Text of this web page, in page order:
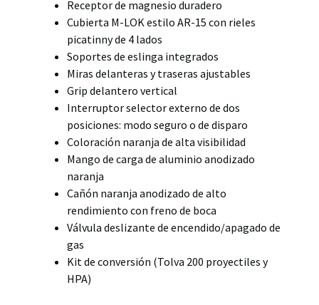
Receptor de magnesio duradero
Cubierta M-LOK estilo AR-15 con rieles
picatinny de 4 lados
Soportes de eslinga integrados
Miras delanteras y traseras ajustables
Grip delantero vertical
Interruptor selector externo de dos
posiciones: modo seguro o de disparo
Coloración naranja de alta visibilidad
Mango de carga de aluminio anodizado
naranja
Cañón naranja anodizado de alto
rendimiento con freno de boca
Válvula deslizante de encendido/apagado de
gas
Kit de conversión (Tolva 200 proyectiles y
HPA)